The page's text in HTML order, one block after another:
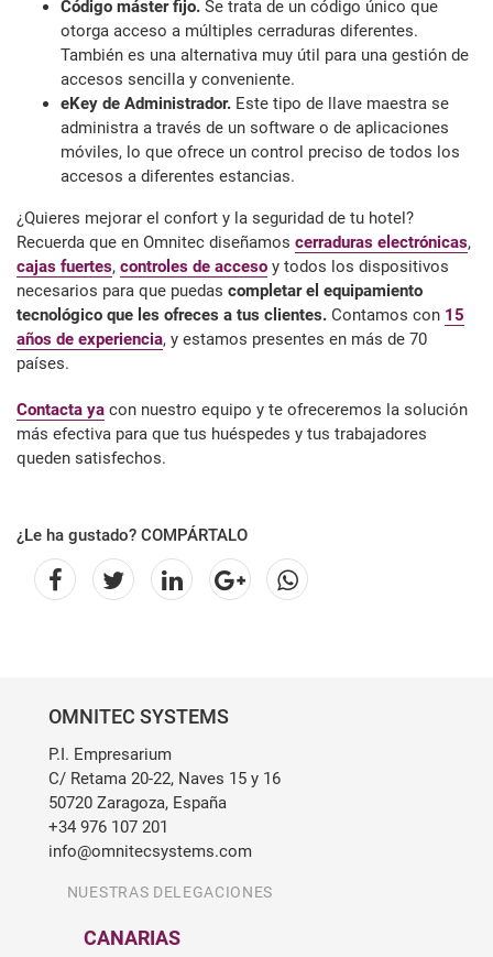
Código máster fijo. Se trata de un código único que
otorga acceso a múltiples cerraduras diferentes.
También es una alternativa muy útil para una gestión de
accesos sencilla y conveniente.
eKey de Administrador. Este tipo de llave maestra se
administra a través de un software o de aplicaciones
móviles, lo que ofrece un control preciso de todos los
accesos a diferentes estancias.
¿Quieres mejorar el confort y la seguridad de tu hotel?
Recuerda que en Omnitec diseñamos cerraduras electrónicas,
cajas fuertes, controles de acceso y todos los dispositivos
necesarios para que puedas completar el equipamiento
tecnológico que les ofreces a tus clientes. Contamos con 15
años de experiencia, y estamos presentes en más de 70
países.
Contacta ya con nuestro equipo y te ofreceremos la solución
más efectiva para que tus huéspedes y tus trabajadores
queden satisfechos.
¿Le ha gustado? COMPÁRTALO
OMNITEC SYSTEMS
P.I. Empresarium
C/ Retama 20-22, Naves 15 y 16
50720 Zaragoza, España
+34 976 107 201
info@omnitecsystems.com
NUESTRAS DELEGACIONES
CANARIAS